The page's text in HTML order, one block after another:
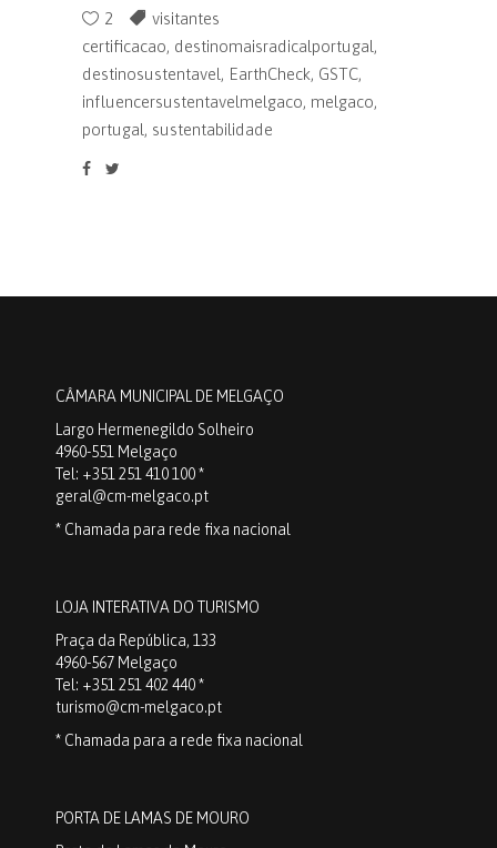
2
visitantes
certificacao, destinomaisradicalportugal,
destinosustentavel, EarthCheck, GSTC,
influencersustentavelmelgaco, melgaco,
portugal, sustentabilidade
CÂMARA MUNICIPAL DE MELGAÇO
Largo Hermenegildo Solheiro
4960-551 Melgaço
Tel: +351 251 410 100 *
geral@cm-melgaco.pt
* Chamada para rede fixa nacional
LOJA INTERATIVA DO TURISMO
Praça da República, 133
4960-567 Melgaço
Tel: +351 251 402 440 *
turismo@cm-melgaco.pt
* Chamada para a rede fixa nacional
PORTA DE LAMAS DE MOURO